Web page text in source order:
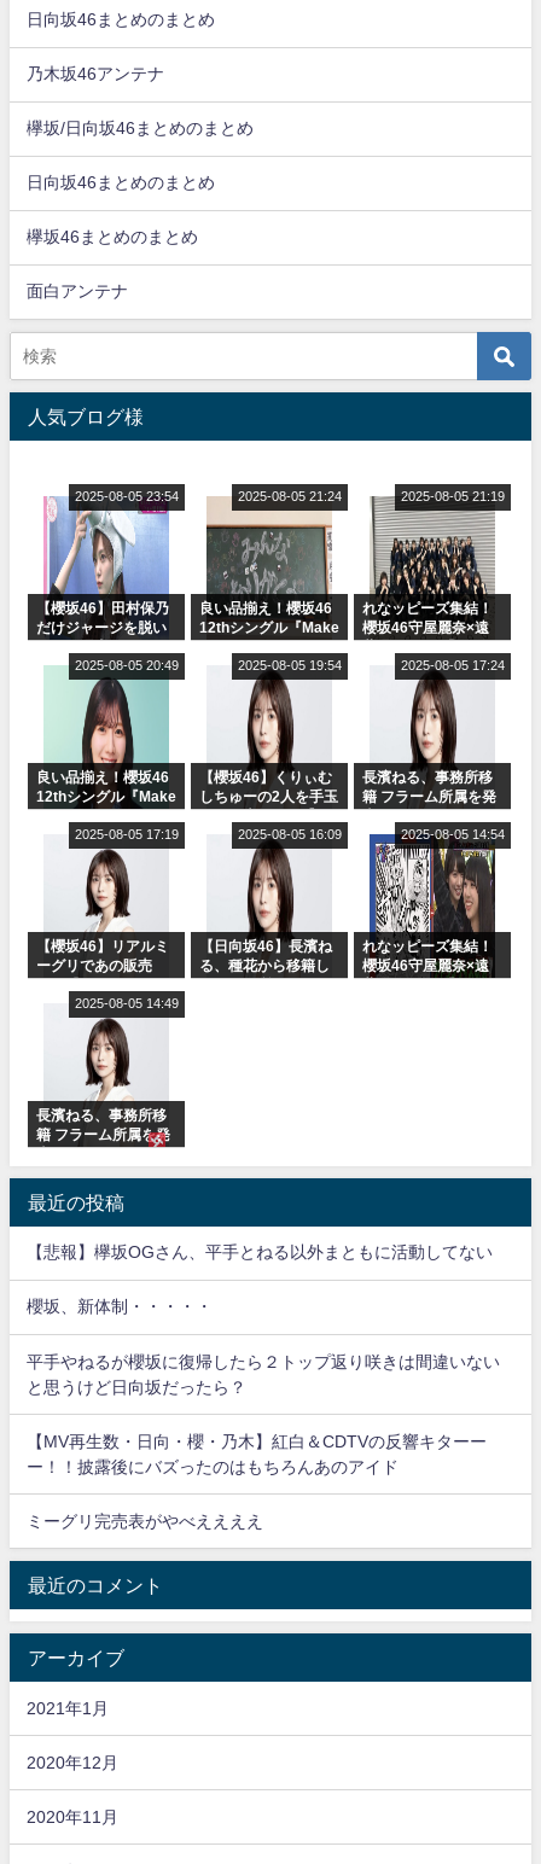
日向坂46まとめのまとめ
乃木坂46アンテナ
欅坂/日向坂46まとめのまとめ
日向坂46まとめのまとめ
欅坂46まとめのまとめ
面白アンテナ
人気ブログ様
【櫻坂46】田村保乃
だけジャージを脱い
2025-08-05 23:54
良い品揃え！櫻坂46
12thシングル『Make
ャルグッズ絶賛販売
2025-08-05 21:24
れなッピーズ集結！
櫻坂46守屋麗奈×遠
ット！」水曜スタジ
オ出演決定
2025-08-05 21:19
良い品揃え！櫻坂46
12thシングル『Make
ャルグッズ絶賛販売
2025-08-05 20:49
【櫻坂46】くりぃむ
しちゅーの2人を手玉
りぃむナンタラ】
2025-08-05 19:54
長濱ねる、事務所移
籍 フラーム所属を発
2025-08-05 17:24
【櫻坂46】リアルミ
ーグリであの販売
Break』オフィシャ
ルグッズ解禁
2025-08-05 17:19
【日向坂46】長濱ね
る、種花から移籍し
2025-08-05 16:09
れなッピーズ集結！
櫻坂46守屋麗奈×遠
2025-08-05 14:54
長濱ねる、事務所移
籍 フラーム所属を発
2025-08-05 14:49
最近の投稿
【悲報】欅坂OGさん、平手とねる以外まともに活動してない
櫻坂、新体制・・・・・
平手やねるが櫻坂に復帰したら２トップ返り咲きは間違いない
と思うけど日向坂だったら？
【MV再生数・日向・櫻・乃木】紅白＆CDTVの反響キターー
ー！！披露後にバズったのはもちろんあのアイド
ミーグリ完売表がやべええええ
最近のコメント
アーカイブ
2021年1月
2020年12月
2020年11月